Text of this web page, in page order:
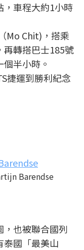
，車程大約1小時
Mo Chit)，搭乘
轉搭巴士185號
個半小時。
捷運到勝利紀念
Barendse
，也被聯合國列
泰國「最美山